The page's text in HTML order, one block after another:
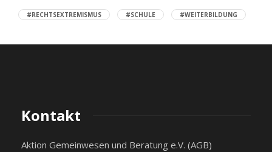
#RECHTSEXTREMISMUS #SCHULE #WEITERBILDUNG
Kontakt
Aktion Gemeinwesen und Beratung e.V. (AGB)